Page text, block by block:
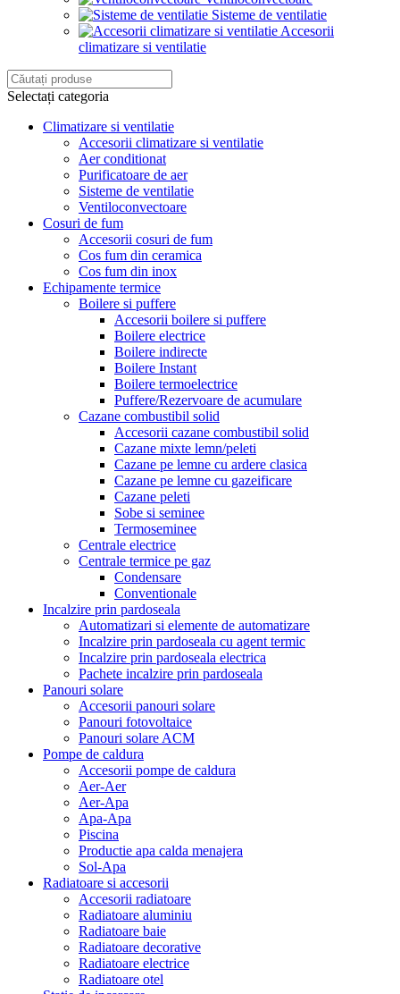
Sisteme de ventilatie
Accesorii
climatizare si ventilatie
Selectați categoria
Climatizare si ventilatie
Accesorii climatizare si ventilatie
Aer conditionat
Purificatoare de aer
Sisteme de ventilatie
Ventiloconvectoare
Cosuri de fum
Accesorii cosuri de fum
Cos fum din ceramica
Cos fum din inox
Echipamente termice
Boilere si puffere
Accesorii boilere si puffere
Boilere electrice
Boilere indirecte
Boilere Instant
Boilere termoelectrice
Puffere/Rezervoare de acumulare
Cazane combustibil solid
Accesorii cazane combustibil solid
Cazane mixte lemn/peleti
Cazane pe lemne cu ardere clasica
Cazane pe lemne cu gazeificare
Cazane peleti
Sobe si seminee
Termoseminee
Centrale electrice
Centrale termice pe gaz
Condensare
Conventionale
Incalzire prin pardoseala
Automatizari si elemente de automatizare
Incalzire prin pardoseala cu agent termic
Incalzire prin pardoseala electrica
Pachete incalzire prin pardoseala
Panouri solare
Accesorii panouri solare
Panouri fotovoltaice
Panouri solare ACM
Pompe de caldura
Accesorii pompe de caldura
Aer-Aer
Aer-Apa
Apa-Apa
Piscina
Productie apa calda menajera
Sol-Apa
Radiatoare si accesorii
Accesorii radiatoare
Radiatoare aluminiu
Radiatoare baie
Radiatoare decorative
Radiatoare electrice
Radiatoare otel